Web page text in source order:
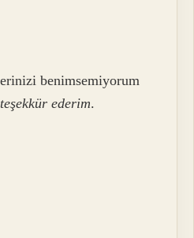
benimsemiyorum
teşekkür ederim.